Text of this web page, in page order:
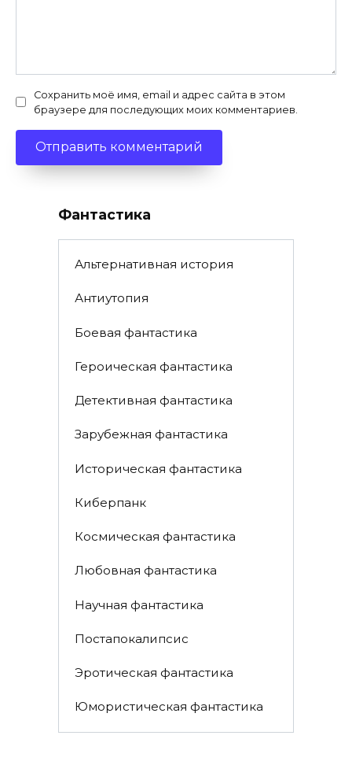
Сохранить моё имя, email и адрес сайта в этом
браузере для последующих моих комментариев.
Фантастика
Альтернативная история
Антиутопия
Боевая фантастика
Героическая фантастика
Детективная фантастика
Зарубежная фантастика
Историческая фантастика
Киберпанк
Космическая фантастика
Любовная фантастика
Научная фантастика
Постапокалипсис
Эротическая фантастика
Юмористическая фантастика